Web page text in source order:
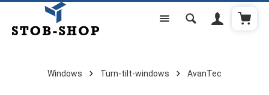
Skip to main content
Windows Turn-tilt-windows AvanTec